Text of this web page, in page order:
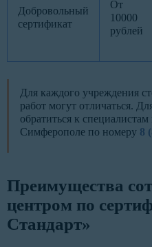
Добровольный
сертификат
От
10000
рублей
Для каждого учреждения
работ могут отличаться.
обратиться к
Симферополе по номеру 8
Преимущества
центром по
Стандарт»